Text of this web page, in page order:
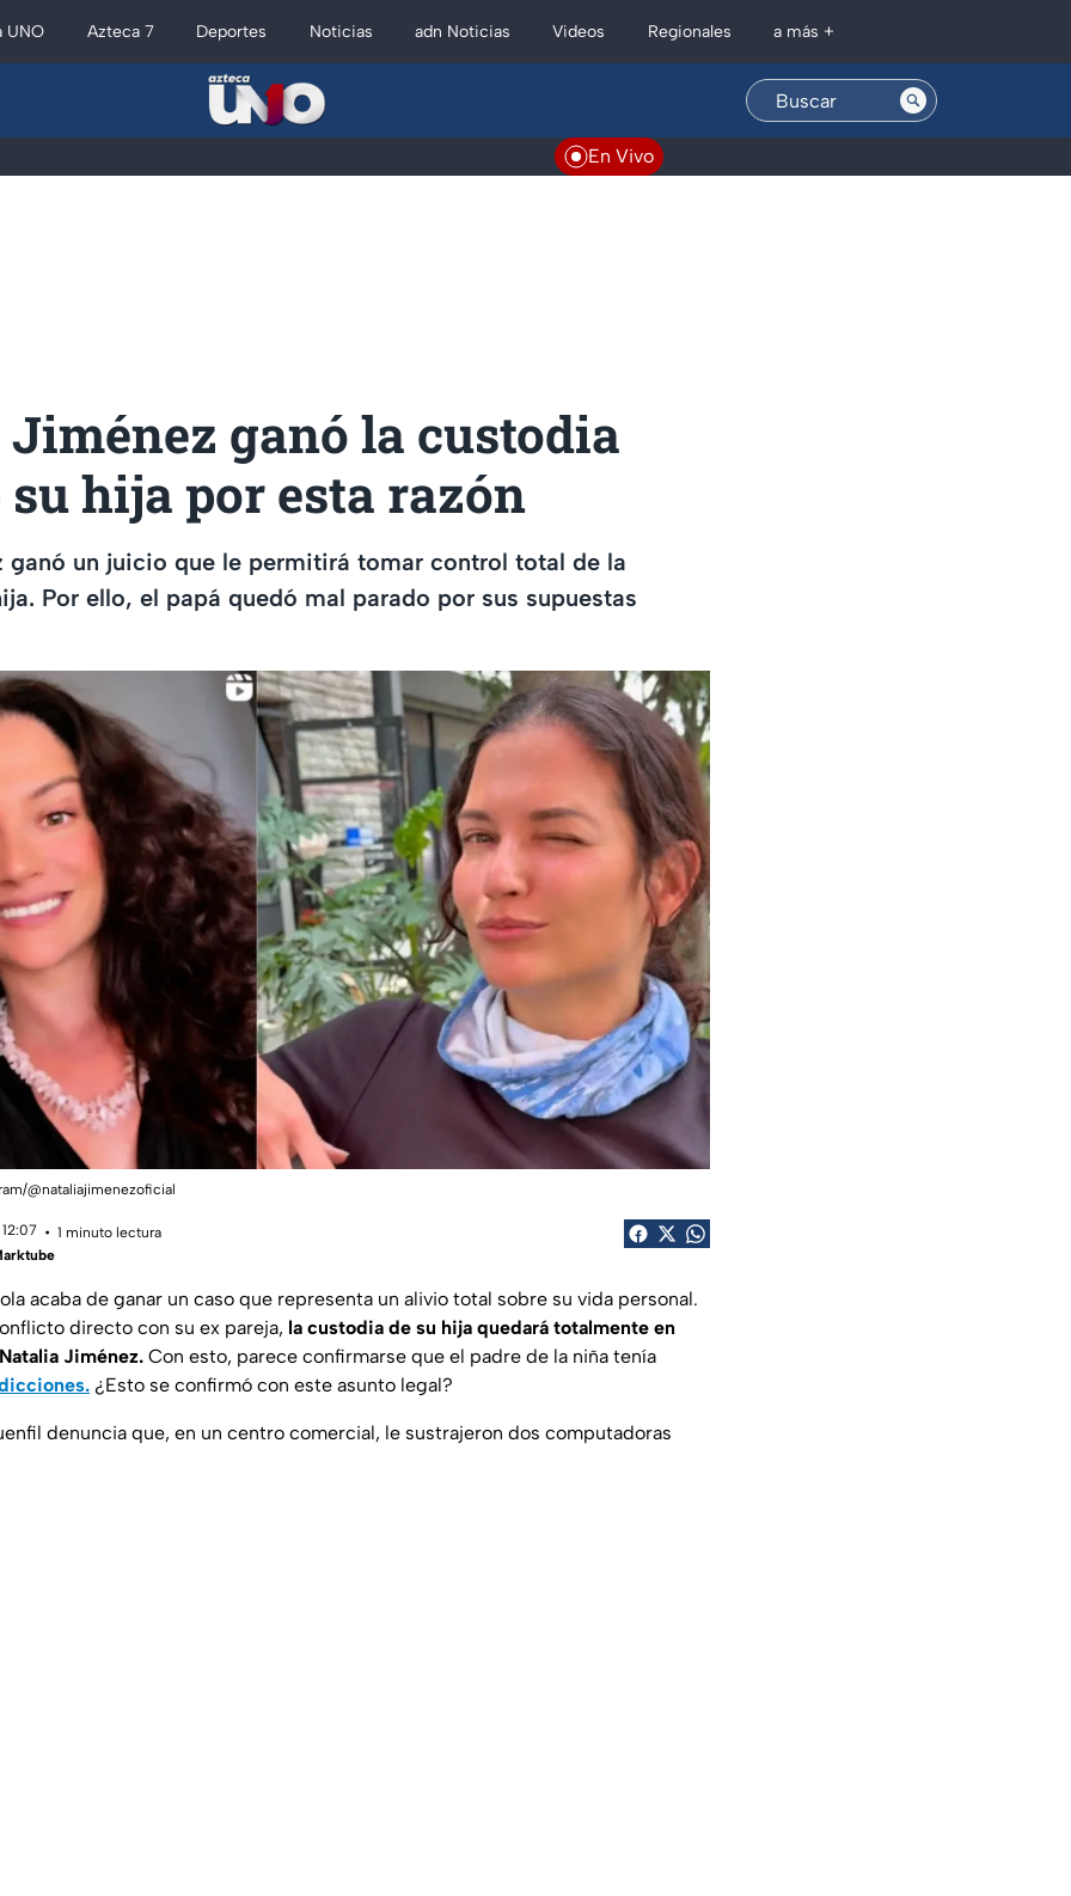
UNO Azteca 7 Deportes Noticias adn Noticias Videos Regionales a más +
En Vivo
ganó la custodia
hija por esta razón
ganó un juicio que le permitirá tomar control total de la
Por ello, el papá quedó mal parado por sus supuestas
@nataliajimenezoficial
1 minuto lectura
acaba de ganar un caso que representa un alivio total sobre su vida personal.
directo con su ex pareja, la custodia de su hija quedará totalmente en
Jiménez. Con esto, parece confirmarse que el padre de la niña tenía
¿Esto se confirmó con este asunto legal?
denuncia que, en un centro comercial, le sustrajeron dos computadoras